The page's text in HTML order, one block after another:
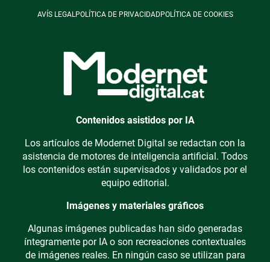
AVÍS LEGALPOLÍTICA DE PRIVACIDADPOLÍTICA DE COOKIES
Contenidos asistidos por IA
Los artículos de Modernet Digital se redactan con la
asistencia de motores de inteligencia artificial. Todos
los contenidos están supervisados y validados por el
equipo editorial.
Imágenes y materiales gráficos
Algunas imágenes publicadas han sido generadas
íntegramente por IA o son recreaciones contextuales
de imágenes reales. En ningún caso se utilizan para